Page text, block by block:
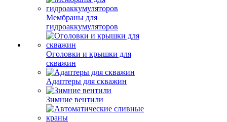
Мембраны для
гидроаккумуляторов
Оголовки и крышки для
скважин
Адаптеры для скважин
Зимние вентили